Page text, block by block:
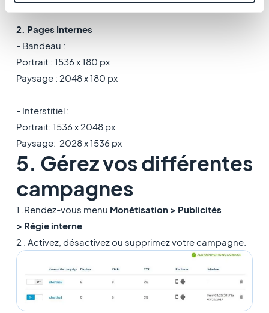
2. Pages Internes
- Bandeau :
Portrait : 1536 x 180 px
Paysage : 2048 x 180 px
- Interstitiel :
Portrait: 1536 x 2048 px
Paysage: 2028 x 1536 px
5. Gérez vos différentes
campagnes
1 .Rendez-vous menu Monétisation > Publicités
> Régie interne
2 . Activez, désactivez ou supprimez votre campagne.